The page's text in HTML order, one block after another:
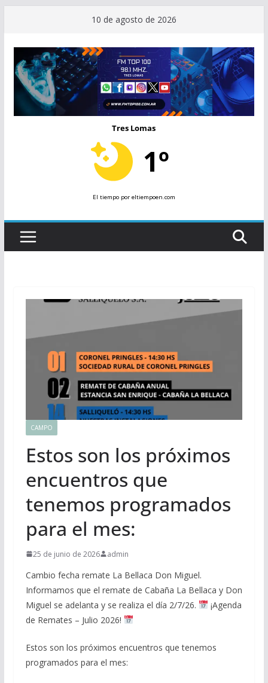
contenido
10 de agosto de 2026
Tres Lomas
1º
El tiempopor eltiempoen.com
CAMPO
Estos son los próximos
encuentros que
tenemos programados
para el mes:
25 de junio de 2026 admin
Cambio fecha remate La Bellaca Don Miguel.
Informamos que el remate de Cabaña La Bellaca y Don
Miguel se adelanta y se realiza el día 2/7/26.
¡Agenda
de Remates – Julio 2026!
Estos son los próximos encuentros que tenemos
programados para el mes: